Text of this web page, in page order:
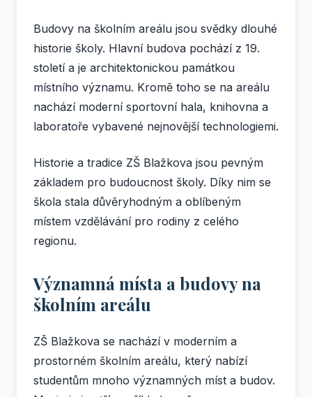
Budovy na školním areálu jsou svědky dlouhé
historie školy. Hlavní budova pochází z 19.
století a je architektonickou památkou
místního významu. Kromě toho se na areálu
nachází moderní sportovní hala, knihovna a
laboratoře vybavené nejnovější technologiemi.
Historie a tradice ZŠ Blažkova jsou pevným
základem pro budoucnost školy. Díky nim se
škola stala důvěryhodným a oblíbeným
místem vzdělávání pro rodiny z celého
regionu.
Významná místa a budovy na
školním areálu
ZŠ Blažkova se nachází v moderním a
prostorném školním areálu, který nabízí
studentům mnoho významných míst a budov.